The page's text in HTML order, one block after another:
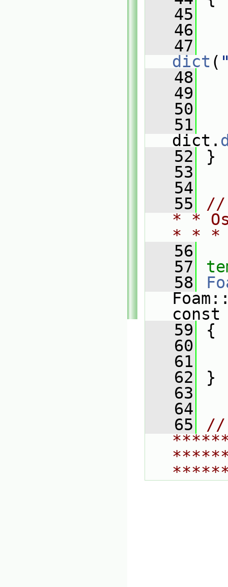
   45
   46
   47
dict (
   48
   49
   50
   51
dict.
   52
}
   53
   54
   55
//
* *
* *
   56
   57
   58
   59
{
   60
   61
   62
}
   63
   64
   65
//